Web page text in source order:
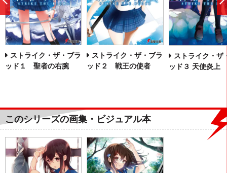
ストライク・ザ・ブラ
ッド１ 聖者の右腕
ストライク・ザ・ブラ
ッド２ 戦王の使者
ストライク・ザ
ッド３ 天使炎上
前
へ
このシリーズの画集・ビジュアル本